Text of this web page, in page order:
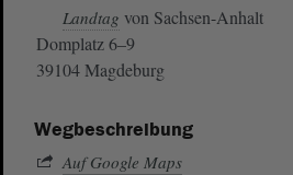
Landtag von Sachsen-Anhalt
Domplatz 6–9
39104 Magdeburg
Wegbeschreibung
Auf Google Maps